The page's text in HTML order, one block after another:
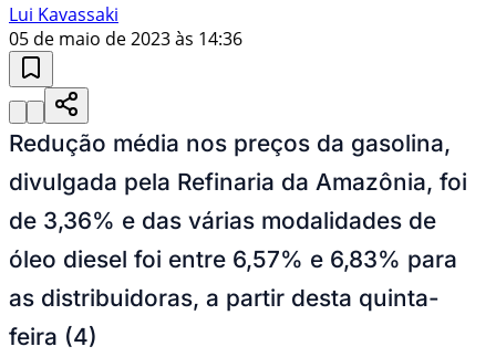
Lui Kavassaki
05 de maio de 2023 às 14:36
Redução média nos preços da gasolina,
divulgada pela Refinaria da Amazônia, foi
de 3,36% e das várias modalidades de
óleo diesel foi entre 6,57% e 6,83% para
as distribuidoras, a partir desta quinta-
feira (4)